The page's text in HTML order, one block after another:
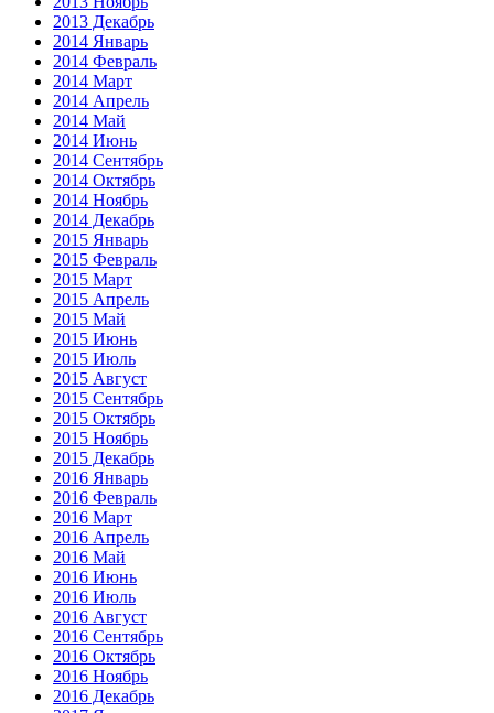
2013 Декабрь
2014 Январь
2014 Февраль
2014 Март
2014 Апрель
2014 Май
2014 Июнь
2014 Сентябрь
2014 Октябрь
2014 Ноябрь
2014 Декабрь
2015 Январь
2015 Февраль
2015 Март
2015 Апрель
2015 Май
2015 Июнь
2015 Июль
2015 Август
2015 Сентябрь
2015 Октябрь
2015 Ноябрь
2015 Декабрь
2016 Январь
2016 Февраль
2016 Март
2016 Апрель
2016 Май
2016 Июнь
2016 Июль
2016 Август
2016 Сентябрь
2016 Октябрь
2016 Ноябрь
2016 Декабрь